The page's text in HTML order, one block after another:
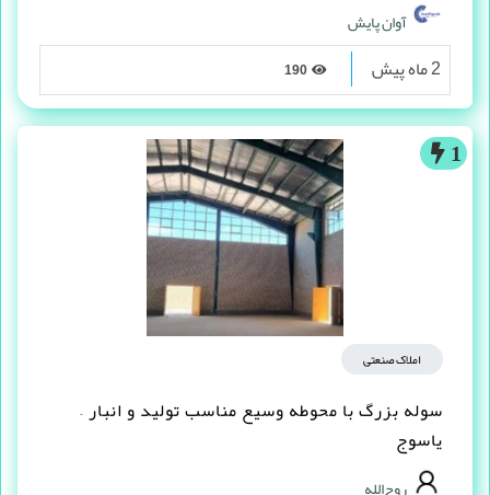
آوان پایش
2 ماه پیش
1
املاک صنعتی
سوله بزرگ با محوطه وسیع مناسب تولید و انبار –
یاسوج
روح‌الله